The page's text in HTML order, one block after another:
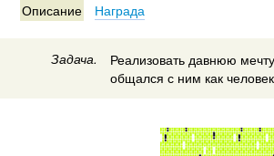
Описание Награда
Задача.
Реализовать давнюю
общался с ним как